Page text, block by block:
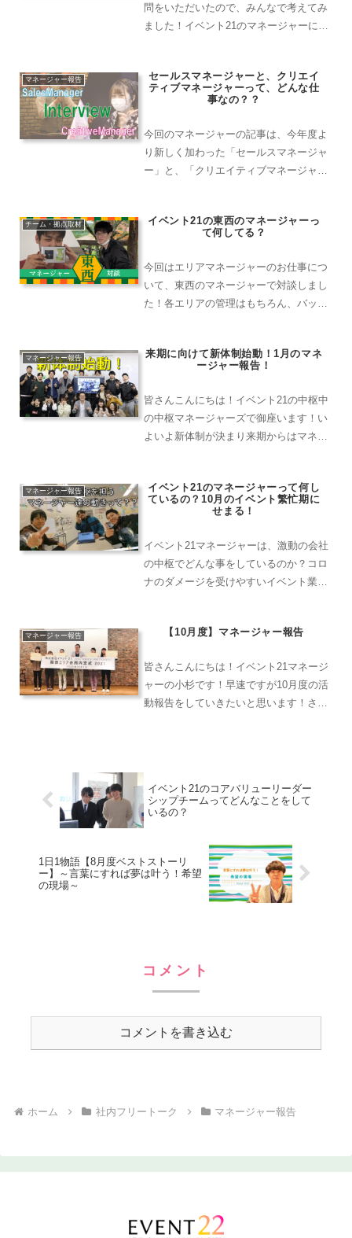
問をいただいたので、みんなで考えてみ
ました！イベント21のマネージャーには
マネージャー報告
セールスマネージャーと、クリエイ
ティブマネージャーって、どんな仕
事なの？？
今回のマネージャーの記事は、今年度よ
り新しく加わった「セールスマネージャ
ー」と、「クリエイティブマネージャ
なお仕事をしているのかを聞いてみまし
チーム・拠点取材
イベント21の東西のマネージャーっ
て何してる？
今回はエリアマネージャーのお仕事につ
いて、東西のマネージャーで対談しまし
た！各エリアの管理はもちろん、バック
マネージャー報告
来期に向けて新体制始動！1月のマネ
ージャー報告！
皆さんこんにちは！イベント21の中枢中
の中枢マネージャーズで御座います！い
よいよ新体制が決まり来期からはマネー
同）しかしゼネラルマネージャー現3名
はいつでも社長になれる...
マネージャー報告
イベント21のマネージャーって何し
ているの？10月のイベント繁忙期に
せまる！
イベント21マネージャーは、激動の会社
の中枢でどんな事をしているのか？コロ
ナのダメージを受けやすいイベント業の
マネージャー報告 【10月度】マネージャー報告
皆さんこんにちは！イベント21マネージ
ャーの小杉です！早速ですが10月度の活
動報告をしていきたいと思います！さて
内行事があるじ...
イベント21のコアバリューリーダー
シップチームってどんなことをして
いるの？
1日1物語【8月度ベストストーリ
ー】～言葉にすれば夢は叶う！希望
の現場～
コメント
コメントを書き込む
ホーム 社内フリートーク マネージャー報告